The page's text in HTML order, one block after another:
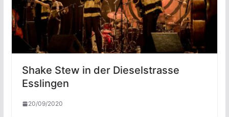
Shake Stew in der Dieselstrasse
Esslingen
20/09/2020